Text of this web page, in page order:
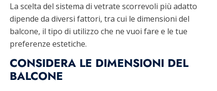
La scelta del sistema di vetrate scorrevoli più adatto
dipende da diversi fattori, tra cui le dimensioni del
balcone, il tipo di utilizzo che ne vuoi fare e le tue
preferenze estetiche.
CONSIDERA LE DIMENSIONI DEL
BALCONE